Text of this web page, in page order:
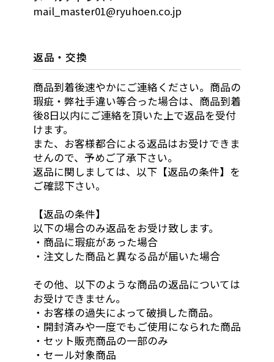
mail_master01@ryuhoen.co.jp
返品・交換
商品到着後速やかにご連絡ください。商品の
瑕疵・弊社手違い等合った場合は、商品到着
後8日以内にご連絡を頂いた上で返品を受付
けます。
また、お客様都合による返品はお受けできま
せんので、予めご了承下さい。
返品に関しましては、以下【返品の条件】を
ご確認下さい。
【返品の条件】
以下の場合のみ返品をお受け致します。
・商品に瑕疵があった場合
・注文した商品と異なる品が届いた場合
その他、以下のような商品の返品については
お受けできません。
・お客様の過失によって破損した商品。
・開封済みや一度でもご使用になられた商品
・セット販売商品の一部のみ
・セール対象商品